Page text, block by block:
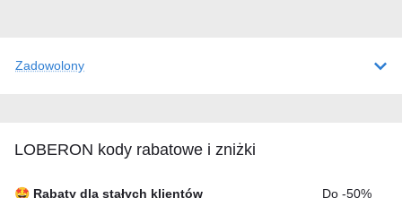
Zadowolony
LOBERON kody rabatowe i zniżki
🤩 Rabaty dla stałych klientów Do -50%